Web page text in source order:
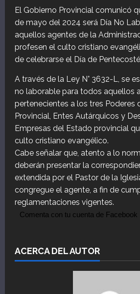
El Gobierno Provincial comunicó
de mayo del 2024 será Día No
aquellos agentes de la
profesen el culto cristiano
de celebrarse el Día de
A través de la Ley N° 3632-L, se
no laborable para todos aquellos
pertenecientes a los tres Poderes
Provincial, Entes Autárquicos y
Empresas del Estado provincial
culto cristiano evangélico.
Cabe señalar que, atento a lo
deberán presentar la
extendida por el Pastor de la
congregue el agente, a fin de
reglamentaciones vigentes.
Comenta con tu cuenta de Facebook
ACERCA DEL AUTOR